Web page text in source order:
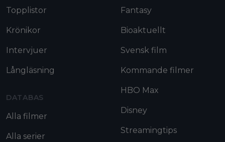
Topplistor
Krönikor
Intervjuer
Långläsning
DATABAS
Alla filmer
Alla serier
Fantasy
Bioaktuellt
Svensk film
Kommande filmer
HBO Max
Disney
Streamingtips